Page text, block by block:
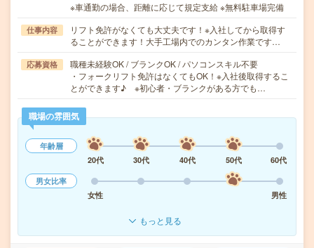
※車通勤の場合、距離に応じて規定支給 ※無料駐車場完備
仕事内容
リフト免許がなくても大丈夫です！※入社してから取得す
ることができます！大手工場内でのカンタン作業です…
応募資格
職種未経験OK / ブランクOK / パソコンスキル不要
・フォークリフト免許はなくてもOK！※入社後取得するこ
とができます♪ ※初心者・ブランクがある方でも…
職場の雰囲気
年齢層
20代
30代 40代 50代
60代
男女比率
女性
男性
もっと見る